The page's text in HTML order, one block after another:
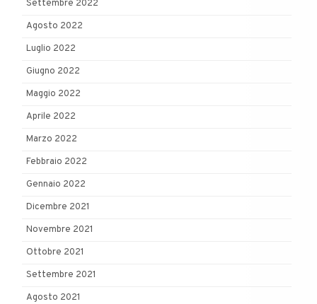
Settembre 2022
Agosto 2022
Luglio 2022
Giugno 2022
Maggio 2022
Aprile 2022
Marzo 2022
Febbraio 2022
Gennaio 2022
Dicembre 2021
Novembre 2021
Ottobre 2021
Settembre 2021
Agosto 2021